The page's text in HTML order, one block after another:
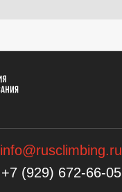
info@rusclimbing.ru
+7 (929) 672-66-05